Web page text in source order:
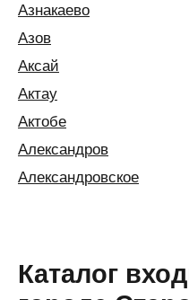
Азнакаево
Азов
Аксай
Актау
Актобе
Александров
Александровское
Алушта
Альметьевск
Каталог